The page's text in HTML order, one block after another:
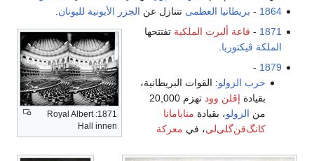
1864
- بريطانيا العظمى تتنازل عن الجزر الأيونية لليونان
1871: Royal Albert
Hall innen
1871
- قاعة ألبرت الملكية تفتتحها
الملكة ڤيكتوريا
1879
-
حرب الزولو: القوات البريطانية،
بقيادة إڤلن وود
تهزم 20,000
من الزولو، بقيادة منايامانا
كانگ‌قن‌گلى‌لى، في معركة